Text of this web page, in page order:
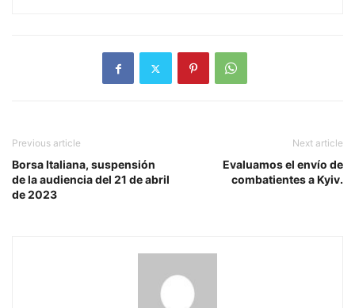
Previous article
Borsa Italiana, suspensión
de la audiencia del 21 de abril
de 2023
Next article
Evaluamos el envío de
combatientes a Kyiv.